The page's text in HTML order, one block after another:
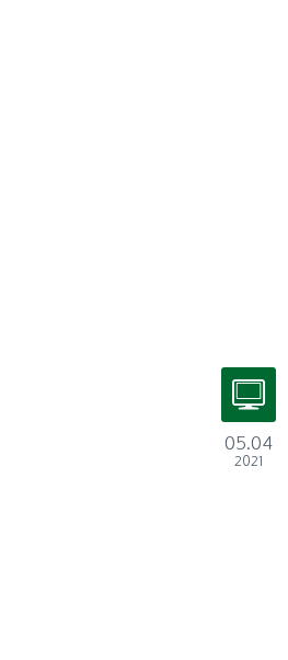
05.04
2021